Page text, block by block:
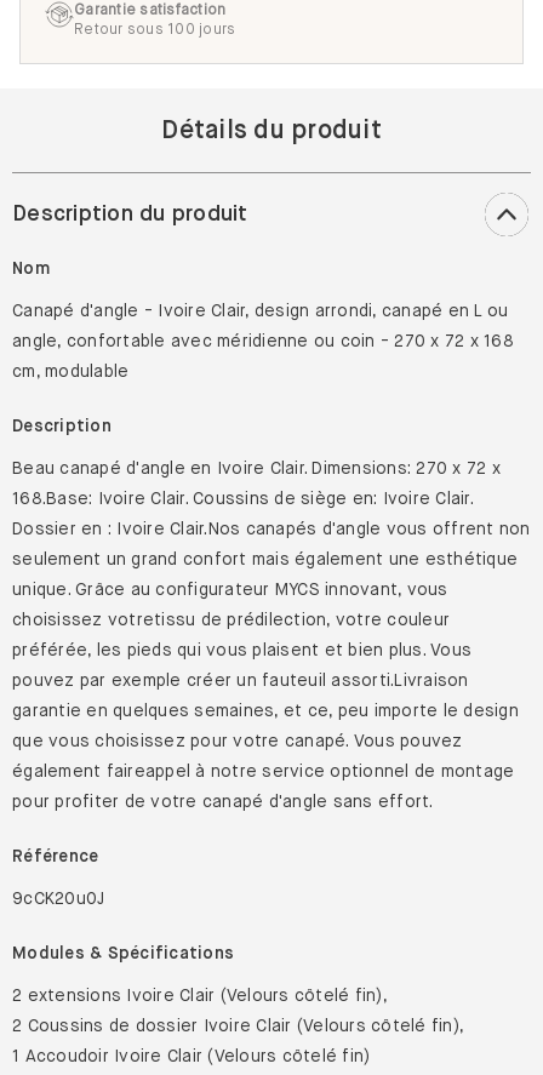
Garantie satisfaction
Retour sous 100 jours
Détails du produit
Description du produit
Nom
Canapé d'angle - Ivoire Clair, design arrondi, canapé en L ou
angle, confortable avec méridienne ou coin - 270 x 72 x 168
cm, modulable
Description
Beau canapé d'angle en Ivoire Clair. Dimensions: 270 x 72 x
168.Base: Ivoire Clair. Coussins de siège en: Ivoire Clair.
Dossier en : Ivoire Clair.Nos canapés d'angle vous offrent non
seulement un grand confort mais également une esthétique
unique. Grâce au configurateur MYCS innovant, vous
choisissez votretissu de prédilection, votre couleur
préférée, les pieds qui vous plaisent et bien plus. Vous
pouvez par exemple créer un fauteuil assorti.Livraison
garantie en quelques semaines, et ce, peu importe le design
que vous choisissez pour votre canapé. Vous pouvez
également faireappel à notre service optionnel de montage
pour profiter de votre canapé d'angle sans effort.
Référence
9cCK20u0J
Modules & Spécifications
2 extensions Ivoire Clair (Velours côtelé fin),
2 Coussins de dossier Ivoire Clair (Velours côtelé fin),
1 Accoudoir Ivoire Clair (Velours côtelé fin)